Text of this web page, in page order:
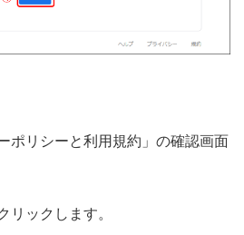
ポリシーと利用規約」の確認画面
リックします。